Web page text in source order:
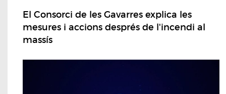
El Consorci de les Gavarres explica les
mesures i accions després de l'incendi al
massís